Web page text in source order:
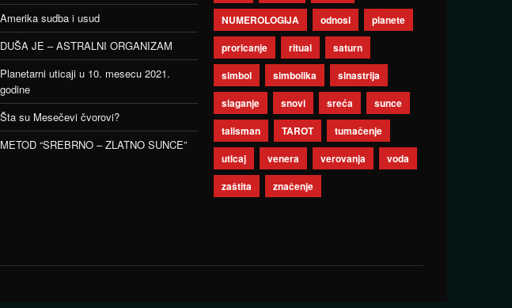
Amerika sudba i usud
DUŠA JE – ASTRALNI ORGANIZAM
Planetarni uticaji u 10. mesecu 2021.
godine
Šta su Mesečevi čvorovi?
METOD “SREBRNO – ZLATNO SUNCE”
NUMEROLOGIJA
odnosi
planete
proricanje
ritual
saturn
simbol
simbolika
sinastrija
slaganje
snovi sreća
sunce
talisman
TAROT
tumačenje
uticaj
venera verovanja
voda
zaštita
značenje